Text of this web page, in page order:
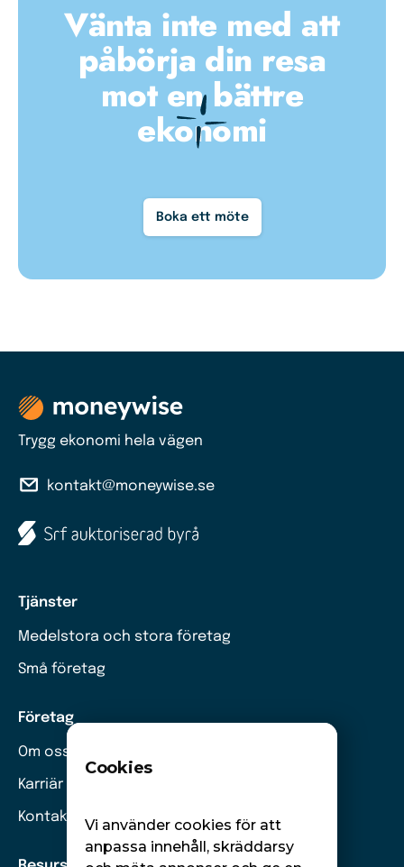
Vänta inte med att
påbörja din resa
mot en bättre
ekonomi
Boka ett möte
Trygg ekonomi hela vägen
kontakt@moneywise.se
Tjänster
Medelstora och stora företag
Små företag
Företag
Om oss
Karriär
Kontakt
Cookies
Vi använder cookies för att
anpassa innehåll, skräddarsy